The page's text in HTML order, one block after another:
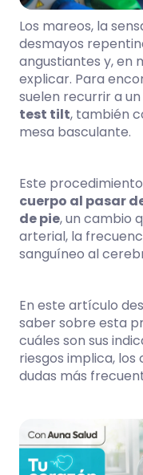
Los mareos, la
desmayos
angustiantes y, en
explicar. Para
suelen recurrir a
test tilt, también
mesa basculante.
Este procedimiento
cuerpo al pasar
de pie, un cambio
arterial, la
sanguíneo al
En este artículo
saber sobre esta
cuáles son sus
riesgos implica, los
dudas más